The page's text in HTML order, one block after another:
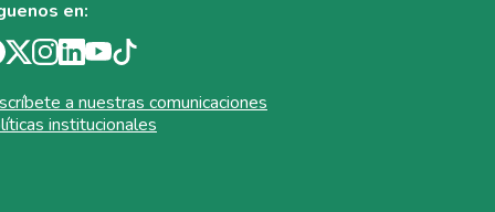
en:
a nuestras comunicaciones
institucionales